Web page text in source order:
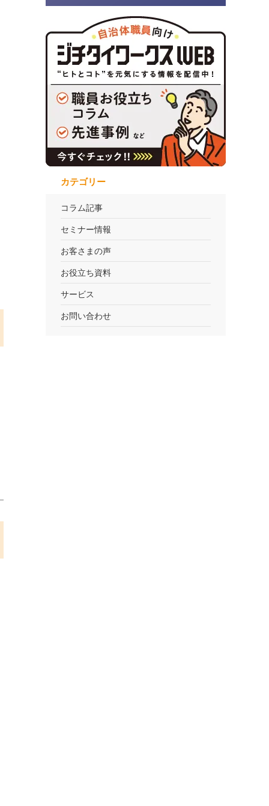
カテゴリー
コラム記事
セミナー情報
お客さまの声
お役立ち資料
サービス
お問い合わせ